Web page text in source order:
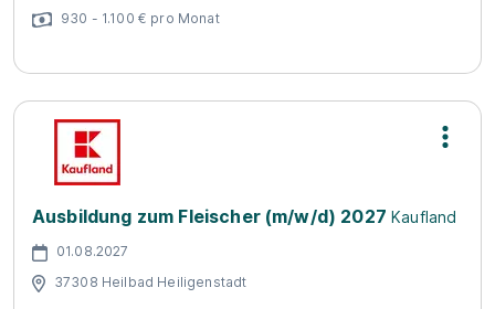
930 - 1.100 € pro Monat
Ausbildung zum Fleischer (m/w/d) 2027 Kaufland
01.08.2027
37308 Heilbad Heiligenstadt